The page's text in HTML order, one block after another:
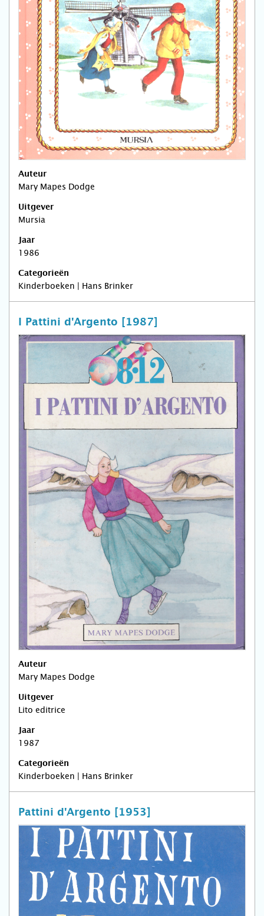
Auteur
Mary Mapes Dodge
Uitgever
Mursia
Jaar
1986
Categorieën
Kinderboeken | Hans Brinker
I Pattini d'Argento [1987]
Auteur
Mary Mapes Dodge
Uitgever
Lito editrice
Jaar
1987
Categorieën
Kinderboeken | Hans Brinker
Pattini d'Argento [1953]